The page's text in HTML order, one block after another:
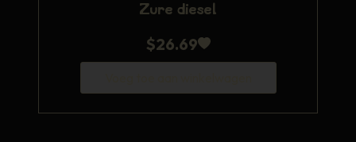
Zure diesel
$26.69